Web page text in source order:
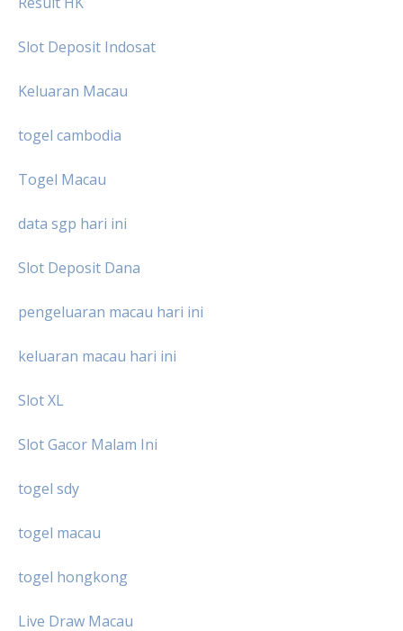
Slot Deposit Indosat
Keluaran Macau
togel cambodia
Togel Macau
data sgp hari ini
Slot Deposit Dana
pengeluaran macau hari ini
keluaran macau hari ini
Slot XL
Slot Gacor Malam Ini
togel sdy
togel macau
togel hongkong
Live Draw Macau